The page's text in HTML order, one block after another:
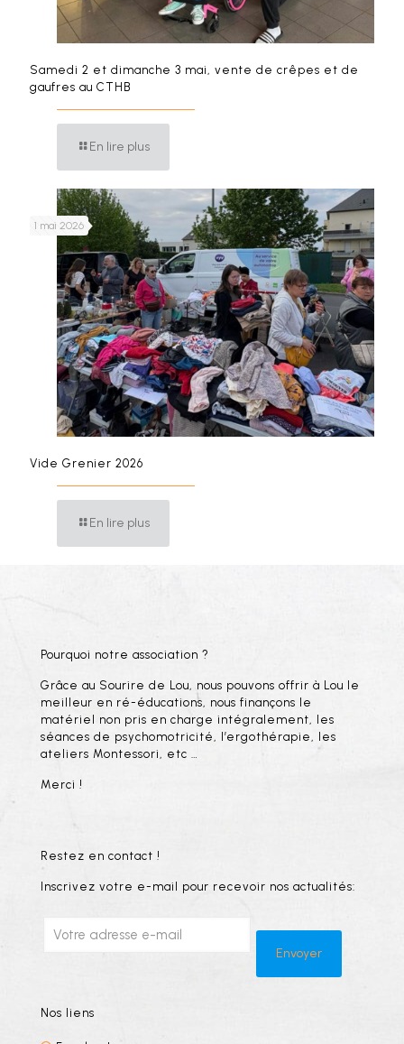
Samedi 2 et dimanche 3 mai, vente de crêpes et de
gaufres au CTHB
En lire plus
1 mai 2026
Vide Grenier 2026
En lire plus
Pourquoi notre association ?
Grâce au Sourire de Lou, nous pouvons offrir à Lou le
meilleur en ré-éducations, nous finançons le
matériel non pris en charge intégralement, les
séances de psychomotricité, l’ergothérapie, les
ateliers Montessori, etc …
Merci !
Restez en contact !
Inscrivez votre e-mail pour recevoir nos actualités:
Nos liens